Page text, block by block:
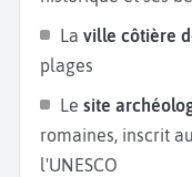
ville romaine, les
vous dans les
contemplez
montez au
d’Hammamet.
l’expérience du
La ville côtière
plages
Le site
romaines, inscrit
l'UNESCO